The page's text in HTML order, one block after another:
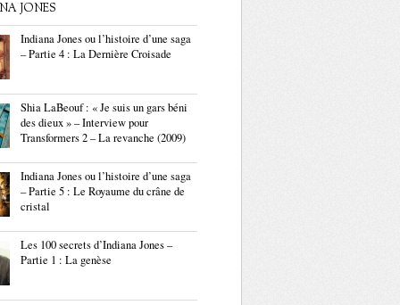
JONES
Indiana Jones ou l’histoire d’une saga
– Partie 4 : La Dernière Croisade
Shia LaBeouf : « Je suis un gars béni
des dieux » – Interview pour
Transformers 2 – La revanche (2009)
Indiana Jones ou l’histoire d’une saga
– Partie 5 : Le Royaume du crâne de
cristal
Les 100 secrets d’Indiana Jones –
Partie 1 : La genèse